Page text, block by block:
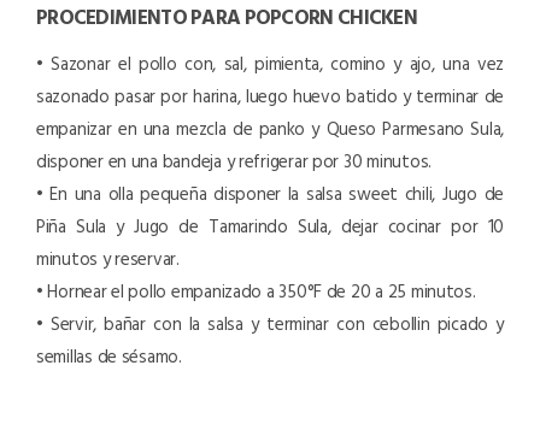
PROCEDIMIENTO PARA POPCORN CHICKEN
• Sazonar el pollo con, sal, pimienta, comino y ajo, una vez
sazonado pasar por harina, luego huevo batido y terminar de
empanizar en una mezcla de panko y Queso Parmesano Sula,
disponer en una bandeja y refrigerar por 30 minutos.
• En una olla pequeña disponer la salsa sweet chili, Jugo de
Piña Sula y Jugo de Tamarindo Sula, dejar cocinar por 10
minutos y reservar.
• Hornear el pollo empanizado a 350°F de 20 a 25 minutos.
• Servir, bañar con la salsa y terminar con cebollin picado y
semillas de sésamo.